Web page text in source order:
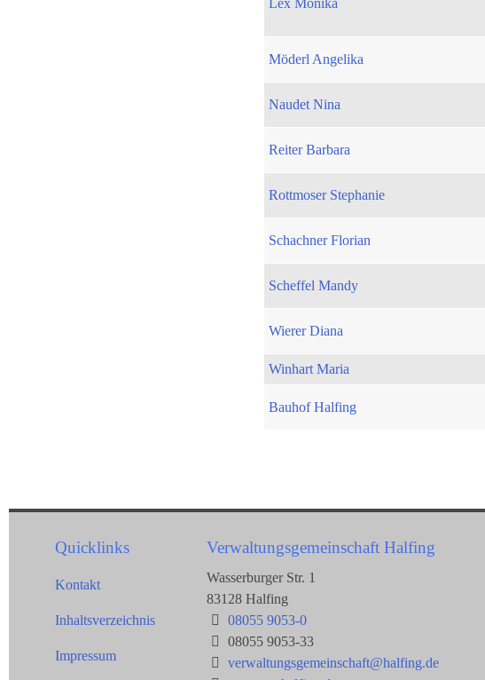
Lex Monika
Möderl Angelika
Naudet Nina
Reiter Barbara
Rottmoser Stephanie
Schachner Florian
Scheffel Mandy
Wierer Diana
Winhart Maria
Bauhof Halfing
Quicklinks
Kontakt
Inhaltsverzeichnis
Impressum
Verwaltungsgemeinschaft Halfing
Wasserburger Str. 1
83128 Halfing
08055 9053-0
08055 9053-33
verwaltungsgemeinschaft@halfing.de